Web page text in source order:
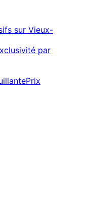
sur Vieux-
par
Prix